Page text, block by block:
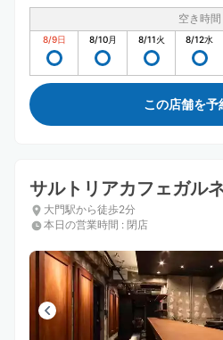
空き時間
8/9日 8/10月 8/11火 8/12水
この店舗を予
サルトリアカフェガル
大門駅から徒歩2分
本日の営業時間 : 閉店